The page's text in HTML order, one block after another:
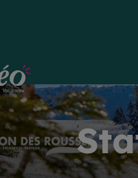
Station Les Rousses